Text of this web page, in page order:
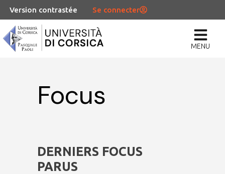
Version contrastée Se connecter
MENU
Focus
DERNIERS FOCUS
PARUS